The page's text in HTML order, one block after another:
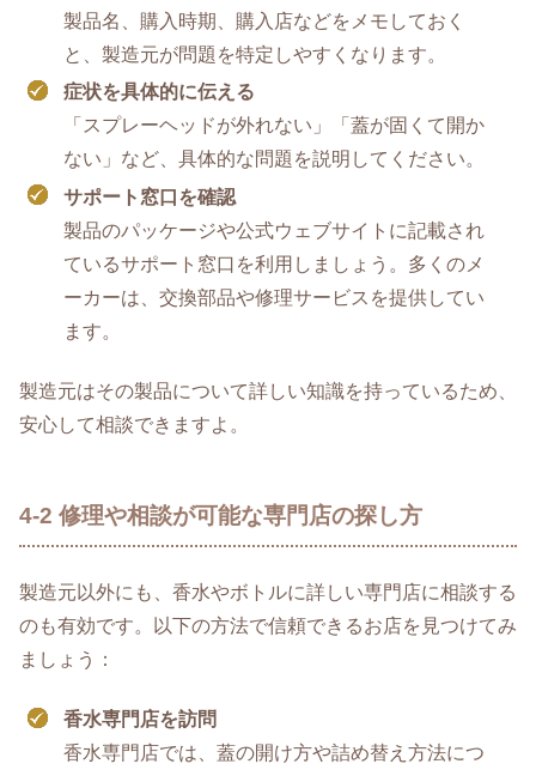
製品名、購入時期、購入店などをメモしておく
と、製造元が問題を特定しやすくなります。
症状を具体的に伝える
「スプレーヘッドが外れない」「蓋が固くて開か
ない」など、具体的な問題を説明してください。
サポート窓口を確認
製品のパッケージや公式ウェブサイトに記載され
ているサポート窓口を利用しましょう。多くのメ
ーカーは、交換部品や修理サービスを提供してい
ます。
製造元はその製品について詳しい知識を持っているため、
安心して相談できますよ。
4-2 修理や相談が可能な専門店の探し方
製造元以外にも、香水やボトルに詳しい専門店に相談する
のも有効です。以下の方法で信頼できるお店を見つけてみ
ましょう：
香水専門店を訪問
香水専門店では、蓋の開け方や詰め替え方法につ